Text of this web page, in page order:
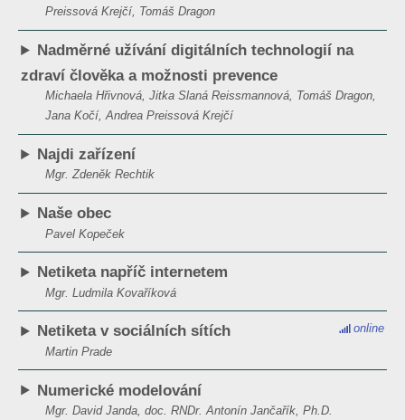
Preissová Krejčí, Tomáš Dragon
Nadměrné užívání digitálních technologií na
zdraví člověka a možnosti prevence
Michaela Hřivnová, Jitka Slaná Reissmannová, Tomáš Dragon,
Jana Kočí, Andrea Preissová Krejčí
Najdi zařízení
Mgr. Zdeněk Rechtik
Naše obec
Pavel Kopeček
Netiketa napříč internetem
Mgr. Ludmila Kovaříková
Netiketa v sociálních sítích
online
Martin Prade
Numerické modelování
Mgr. David Janda, doc. RNDr. Antonín Jančařík, Ph.D.